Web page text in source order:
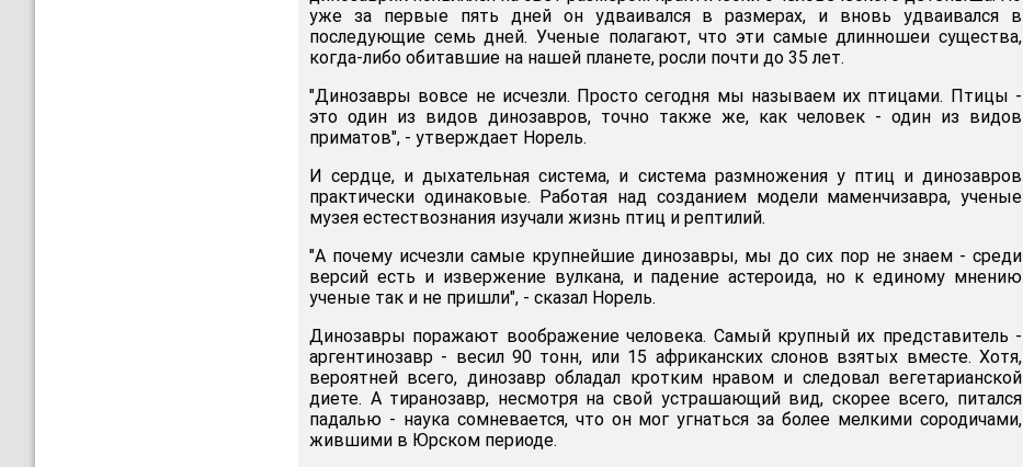
уже за первые пять дней он удваивался в размерах, и вновь удваивался в
последующие семь дней. Ученые полагают, что эти самые длинношеи существа,
когда-либо обитавшие на нашей планете, росли почти до 35 лет.
"Динозавры вовсе не исчезли. Просто сегодня мы называем их птицами. Птицы -
это один из видов динозавров, точно также же, как человек - один из видов
приматов", - утверждает Норель.
И сердце, и дыхательная система, и система размножения у птиц и динозавров
практически одинаковые. Работая над созданием модели маменчизавра, ученые
музея естествознания изучали жизнь птиц и рептилий.
"А почему исчезли самые крупнейшие динозавры, мы до сих пор не знаем - среди
версий есть и извержение вулкана, и падение астероида, но к единому мнению
ученые так и не пришли", - сказал Норель.
Динозавры поражают воображение человека. Самый крупный их представитель -
аргентинозавр - весил 90 тонн, или 15 африканских слонов взятых вместе. Хотя,
вероятней всего, динозавр обладал кротким нравом и следовал вегетарианской
диете. А тиранозавр, несмотря на свой устрашающий вид, скорее всего, питался
падалью - наука сомневается, что он мог угнаться за более мелкими сородичами,
жившими в Юрском периоде.